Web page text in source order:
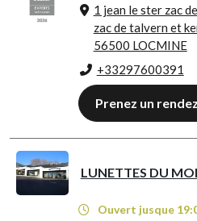
1 jean le ster zac
zac de talvern et
56500 LOCMINE
+33297600391
Prenez un
LUNETTES DU
Ouvert jusque